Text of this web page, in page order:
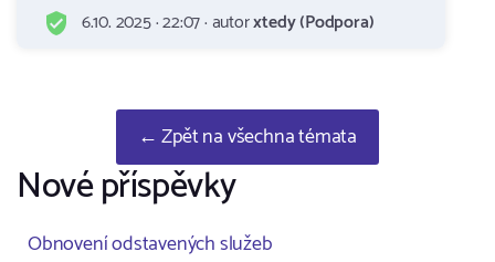
6.10. 2025 · 22:07 · autorxtedy (Podpora)
← Zpět na všechna témata
Nové příspěvky
Obnovení odstavených služeb